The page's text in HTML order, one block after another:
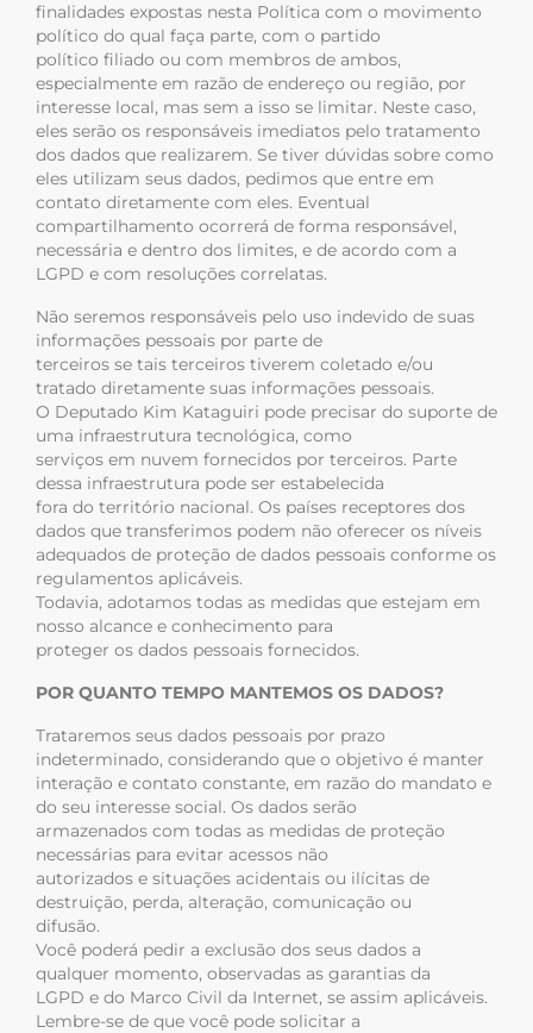
finalidades expostas nesta Política com o movimento
político do qual faça parte, com o partido
político filiado ou com membros de ambos,
especialmente em razão de endereço ou região, por
interesse local, mas sem a isso se limitar. Neste caso,
eles serão os responsáveis imediatos pelo tratamento
dos dados que realizarem. Se tiver dúvidas sobre como
eles utilizam seus dados, pedimos que entre em
contato diretamente com eles. Eventual
compartilhamento ocorrerá de forma responsável,
necessária e dentro dos limites, e de acordo com a
LGPD e com resoluções correlatas.
Não seremos responsáveis pelo uso indevido de suas
informações pessoais por parte de
terceiros se tais terceiros tiverem coletado e/ou
tratado diretamente suas informações pessoais.
O Deputado Kim Kataguiri pode precisar do suporte de
uma infraestrutura tecnológica, como
serviços em nuvem fornecidos por terceiros. Parte
dessa infraestrutura pode ser estabelecida
fora do território nacional. Os países receptores dos
dados que transferimos podem não oferecer os níveis
adequados de proteção de dados pessoais conforme os
regulamentos aplicáveis.
Todavia, adotamos todas as medidas que estejam em
nosso alcance e conhecimento para
proteger os dados pessoais fornecidos.
POR QUANTO TEMPO MANTEMOS OS DADOS?
Trataremos seus dados pessoais por prazo
indeterminado, considerando que o objetivo é manter
interação e contato constante, em razão do mandato e
do seu interesse social. Os dados serão
armazenados com todas as medidas de proteção
necessárias para evitar acessos não
autorizados e situações acidentais ou ilícitas de
destruição, perda, alteração, comunicação ou
difusão.
Você poderá pedir a exclusão dos seus dados a
qualquer momento, observadas as garantias da
LGPD e do Marco Civil da Internet, se assim aplicáveis.
Lembre-se de que você pode solicitar a